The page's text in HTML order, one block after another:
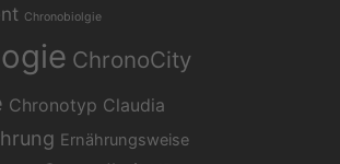
Chronobiolgie
ChronoCity
Chronotyp Claudia
Ernährungsweise